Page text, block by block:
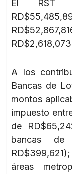
El RST
A los
Bancas de
montos
impuesto
de
bancas de
áreas